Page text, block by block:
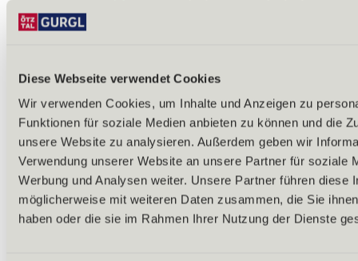
Diese Webseite verwendet Cookies
Wir verwenden Cookies, um Inhalte und Anzeigen zu
Funktionen für soziale Medien anbieten zu können und die
unsere Website zu analysieren. Außerdem geben wir
Verwendung unserer Website an unsere Partner für soziale
Werbung und Analysen weiter. Unsere Partner führen diese
möglicherweise mit weiteren Daten zusammen, die Sie
haben oder die sie im Rahmen Ihrer Nutzung der Dienste
Alles zu Biken & Radfahren